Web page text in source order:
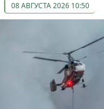
08 АВГУСТА 2026 10:50